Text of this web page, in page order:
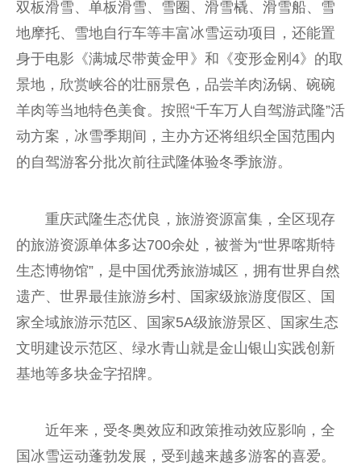
双板滑雪、单板滑雪、雪圈、滑雪橇、滑雪船、雪
地摩托、雪地自行车等丰富冰雪运动项目，还能置
身于电影《满城尽带黄金甲》和《变形金刚4》的取
景地，欣赏峡谷的壮丽景色，品尝羊肉汤锅、碗碗
羊肉等当地特色美食。按照“千车万人自驾游武隆”活
动方案，冰雪季期间，主办方还将组织全国范围内
的自驾游客分批次前往武隆体验冬季旅游。
重庆武隆生态优良，旅游资源富集，全区现存
的旅游资源单体多达700余处，被誉为“世界喀斯特
生态博物馆”，是中国优秀旅游城区，拥有世界自然
遗产、世界最佳旅游乡村、国家级旅游度假区、国
家全域旅游示范区、国家5A级旅游景区、国家生态
文明建设示范区、绿水青山就是金山银山实践创新
基地等多块金字招牌。
近年来，受冬奥效应和政策推动效应影响，全
国冰雪运动蓬勃发展，受到越来越多游客的喜爱。